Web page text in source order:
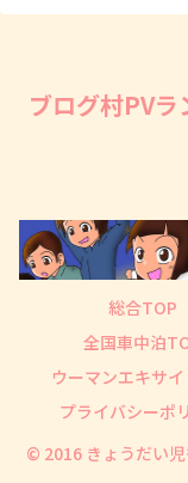
ブログ村PVラ
総合TOP
全国車中泊
ウーマンエキサ
プライバシーポ
© 2016 きょうだい